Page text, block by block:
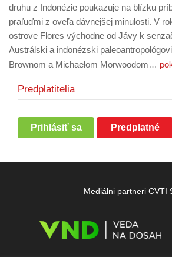
druhu z Indonézie poukazuje na blízku
praľuďmi z oveľa dávnejšej minulosti. V
ostrove Flores východne od Jávy k
Austrálski a indonézski
Brownom a Michaelom Morwoodom…
Predplatitelia
Prihlásiť sa Predplatné
Mediálni partneri CVTI